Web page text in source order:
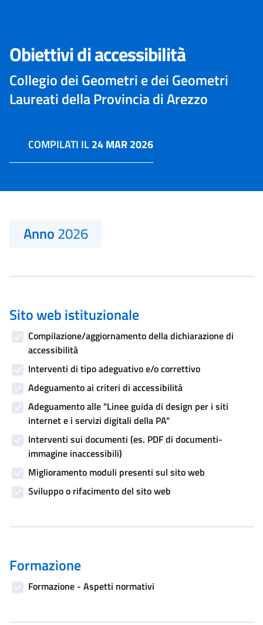
Obiettivi di accessibilità
Collegio dei Geometri e dei Geometri
Laureati della Provincia di Arezzo
COMPILATI IL24 MAR 2026
Anno2026
Sito web istituzionale
Compilazione/aggiornamento della dichiarazione di
accessibilità
Interventi di tipo adeguativo e/o correttivo
Adeguamento ai criteri di accessibilità
Adeguamento alle "Linee guida di design per i siti
internet e i servizi digitali della PA"
Interventi sui documenti (es. PDF di documenti-
immagine inaccessibili)
Miglioramento moduli presenti sul sito web
Sviluppo o rifacimento del sito web
Formazione
Formazione - Aspetti normativi